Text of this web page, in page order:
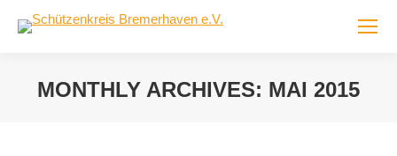
MONTHLY ARCHIVES: MAI 2015